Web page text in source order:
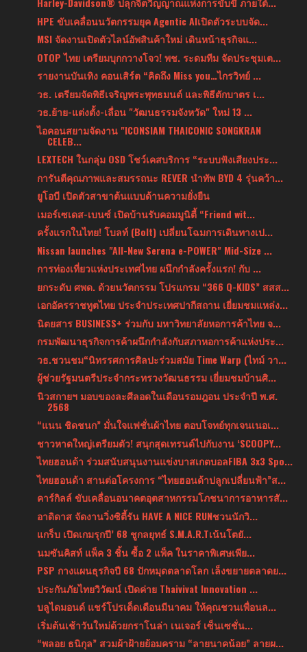
HPE ขับเคลื่อนนวัตกรรมยุค Agentic AIเปิดตัวระบบจัด...
MSI จัดงานเปิดตัวไลน์อัพสินค้าใหม่ เดินหน้าธุรกิจแ...
OTOP ไทย เตรียมบุกกวางโจว! พช. ระดมทีม จัดประชุมเต...
รายงานบันเทิง คอนเสิร์ต “คิดถึง Miss you…ไกรวิทย์ ...
วธ. เตรียมจัดพิธีเจริญพระพุทธมนต์ และพิธีตักบาตร เ...
วธ.ย้าย-แต่งตั้ง-เลื่อน "วัฒนธรรมจังหวัด" ใหม่ 13 ...
ไอคอนสยามจัดงาน "ICONSIAM THAICONIC SONGKRAN
CELEB...
LEXTECH ในกลุ่ม OSD โชว์เคสบริการ “ระบบฟังเสียงประ...
การันตีคุณภาพและสมรรถนะ REVER นำทัพ BYD 4 รุ่นคว้า...
ยูโอบี เปิดตัวสาขาต้นแบบด้านความยั่งยืน
เมอร์เซเดส-เบนซ์ เปิดบ้านรับคอมมูนิตี้ “Friend wit...
ครั้งแรกในไทย! โบลท์ (Bolt) เปลี่ยนโฉมการเดินทางเป...
Nissan launches "All-New Serena e-POWER" Mid-Size ...
การท่องเที่ยวแห่งประเทศไทย ผนึกกำลังครั้งแรก! กับ ...
ยกระดับ ศพด. ด้วยนวัตกรรม โปรแกรม “366 Q-KIDS” สสส...
เอกอัครราชทูตไทย ประจำประเทศปากีสถาน เยี่ยมชมแหล่ง...
นิตยสาร BUSINESS+ ร่วมกับ มหาวิทยาลัยหอการค้าไทย จ...
กรมพัฒนาธุรกิจการค้าผนึกกำลังกับสภาหอการค้าแห่งประ...
วธ.ชวนชม“นิทรรศการศิลปะร่วมสมัย Time Warp (ไทม์ วา...
ผู้ช่วยรัฐมนตรีประจำกระทรวงวัฒนธรรม เยี่ยมชมบ้านศิ...
นิวสกายฯ มอบของละศีลอดในเดือนรอมฎอน ประจำปี พ.ศ.
2568
“แนน ชิดชนก” มั่นใจแฟชั่นผ้าไทย ตอบโจทย์ทุกเจนเนอเ...
ชาวหาดใหญ่เตรียมตัว! สนุกสุดเทรนด์ไปกับงาน ‘SCOOPY...
ไทยฮอนด้า ร่วมสนับสนุนงานแข่งบาสเกตบอลFIBA 3x3 Spo...
ไทยฮอนด้า สานต่อโครงการ “ไทยฮอนด้าปลูกเปลี่ยนฟ้า”ส...
คาร์กิลล์ ขับเคลื่อนอนาคตอุตสาหกรรมโภชนาการอาหารสั...
อาดิดาส จัดงานวิ่งซิตี้รัน HAVE A NICE RUNชวนนักวิ...
แกร็บ เปิดเกมรุกปี’ 68 ชูกลยุทธ์ S.M.A.R.Tเน้นโตยั...
นมซันคิสท์ แพ็ค 3 ชิ้น ซื้อ 2 แพ็ค ในราคาพิเศษเพีย...
PSP กางแผนธุรกิจปี 68 ปักหมุดตลาดโลก เล็งขยายตลาดย...
ประกันภัยไทยวิวัฒน์ เปิดค่าย Thaivivat Innovation ...
บลูไดมอนด์ แชร์โปรเด็ดเดือนมีนาคม ให้คุณชวนเพื่อนล...
เริ่มต้นเช้าวันใหม่ด้วยกราโนล่า เนเจอร์ เซ็นเซชั่น...
“พลอย ธนิกุล” สวมผ้าฝ้ายย้อมคราม “ลายนาคน้อย” ลายผ...